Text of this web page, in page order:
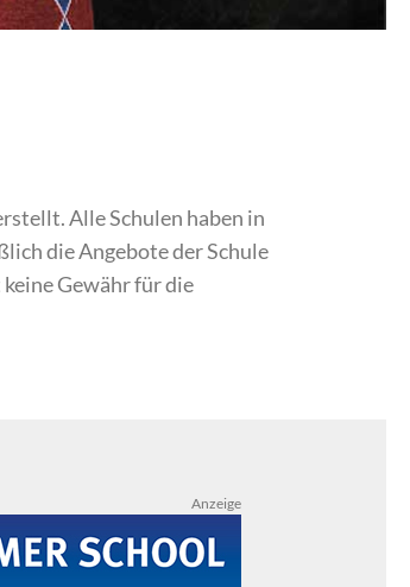
Alle Schulen haben in
die Angebote der Schule
Gewähr für die
Anzeige